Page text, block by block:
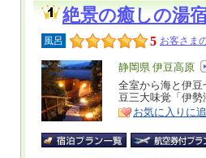
絶景の癒しの湯
風呂 5 お客さま
エ
リ
ア
静岡県 伊豆高原
特
徴
全室から海と伊
豆三大味覚「伊
お気に入りに